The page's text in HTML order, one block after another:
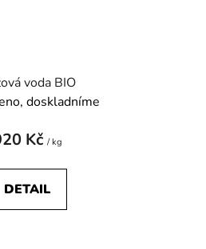
voda BIO
doskladníme
Kč / kg
DETAIL